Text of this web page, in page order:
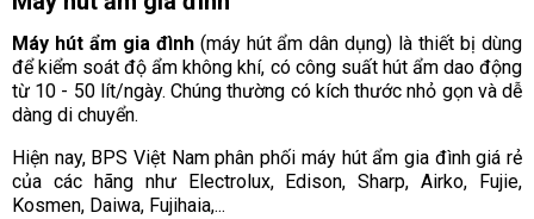
Máy hút ẩm gia đình(máy hút ẩm dân dụng) là thiết bị dùng
để kiểm soát độ ẩm không khí, có công suất hút ẩm dao động
từ 10 - 50 lít/ngày. Chúng thường có kích thước nhỏ gọn và dễ
dàng di chuyển.
Hiện nay, BPS Việt Nam phân phối máy hút ẩm gia đình giá rẻ
của các hãng như Electrolux, Edison, Sharp, Airko, Fujie,
Kosmen, Daiwa, Fujihaia,...